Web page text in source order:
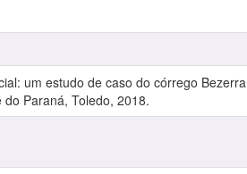
um estudo de caso do córrego Bezerra
Paraná, Toledo, 2018.